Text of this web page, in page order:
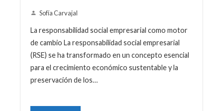
Sofía Carvajal
La responsabilidad social empresarial como motor
de cambio La responsabilidad social empresarial
(RSE) se ha transformado en un concepto esencial
para el crecimiento económico sustentable y la
preservación de los…